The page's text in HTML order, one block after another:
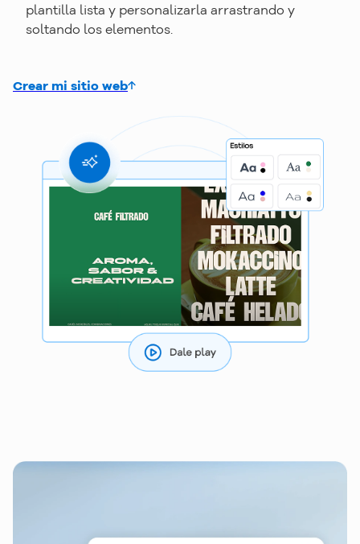
plantilla lista y personalizarla arrastrando y
soltando los elementos.
Crear mi sitio web